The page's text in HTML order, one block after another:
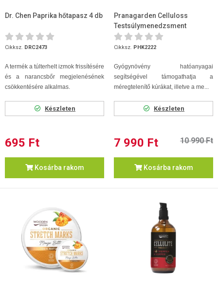
Dr. Chen Paprika hőtapasz 4 db
Cikksz. DRC2473
A termék a túlterhelt izmok frissítésére
és a narancsbőr megjelenésének
csökkentésére alkalmas.
Készleten
695 Ft
Kosárba rakom
Pranagarden Celluloss
Testsúlymenedzsment
kapszula 60db
Cikksz. PHK2222
Gyógynövény hatóanyagai
segítségével támogathatja a
méregtelenítő kúrákat, illetve a me...
Készleten
7 990 Ft 10 990 Ft
Kosárba rakom